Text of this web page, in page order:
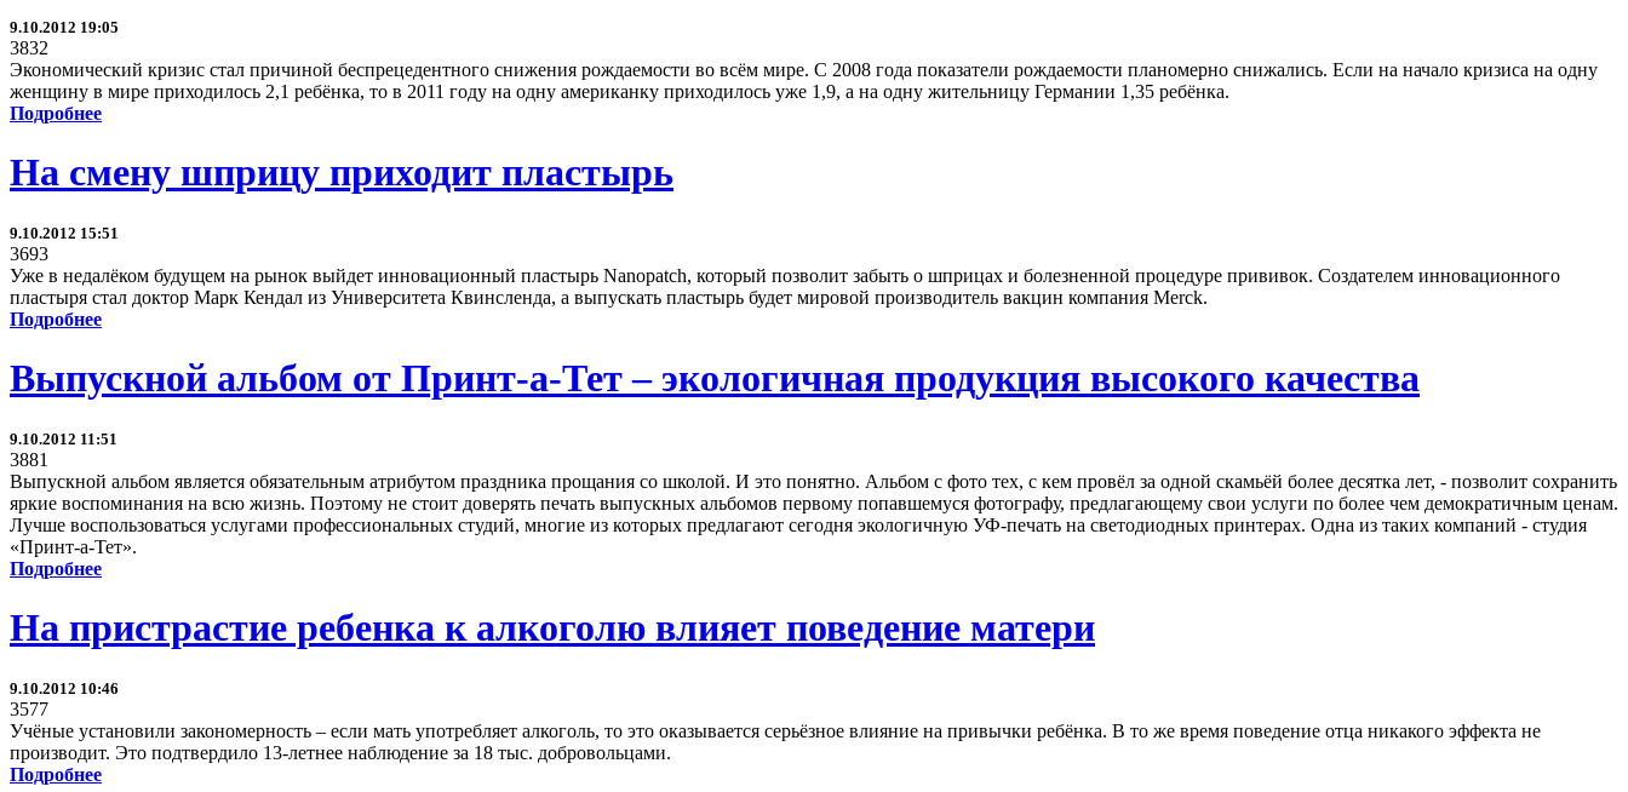
9.10.2012 19:05
3832
Экономический кризис стал причиной беспрецедентного снижения рождаемости во всём мире. С 2008 года показатели рождаемости планомерно снижались. Если на начало кризиса на одну
женщину в мире приходилось 2,1 ребёнка, то в 2011 году на одну американку приходилось уже 1,9, а на одну жительницу Германии 1,35 ребёнка.
Подробнее
На смену шприцу приходит пластырь
9.10.2012 15:51
3693
Уже в недалёком будущем на рынок выйдет инновационный пластырь Nanopatch, который позволит забыть о шприцах и болезненной процедуре прививок. Создателем инновационного
пластыря стал доктор Марк Кендал из Университета Квинсленда, а выпускать пластырь будет мировой производитель вакцин компания Merck.
Подробнее
Выпускной альбом от Принт-а-Тет – экологичная продукция высокого качества
9.10.2012 11:51
3881
Выпускной альбом является обязательным атрибутом праздника прощания со школой. И это понятно. Альбом с фото тех, с кем провёл за одной скамьёй более десятка лет, - позволит сохранить
яркие воспоминания на всю жизнь. Поэтому не стоит доверять печать выпускных альбомов первому попавшемуся фотографу, предлагающему свои услуги по более чем демократичным ценам.
Лучше воспользоваться услугами профессиональных студий, многие из которых предлагают сегодня экологичную УФ-печать на светодиодных принтерах. Одна из таких компаний - студия
«Принт-а-Тет».
Подробнее
На пристрастие ребенка к алкоголю влияет поведение матери
9.10.2012 10:46
3577
Учёные установили закономерность – если мать употребляет алкоголь, то это оказывается серьёзное влияние на привычки ребёнка. В то же время поведение отца никакого эффекта не
производит. Это подтвердило 13-летнее наблюдение за 18 тыс. добровольцами.
Подробнее